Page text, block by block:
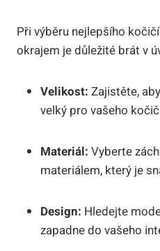
Při výběru nejlepšího
okrajem je důležité brát v
Velikost: Zajistěte,
velký pro vašeho
Materiál: Vyberte
materiálem, který je
Design: Hledejte
zapadne do vašeho